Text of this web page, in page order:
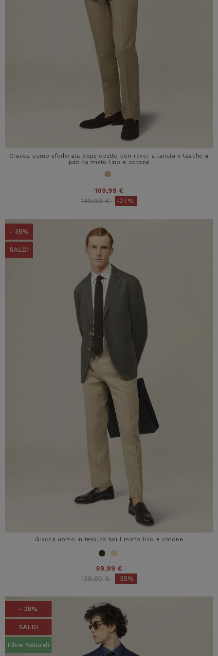
Giacca uomo sfoderata doppiopetto con rever a lancia e tasche a
pattina misto lino e cotone
109,99 €
Price reduced from
149,99 €to-27%
- 35%
SALDI
Giacca uomo in tessuto twill misto lino e cotone
89,99 €
Price reduced from
139,00 €to-35%
- 38%
SALDI
Fibre Naturali